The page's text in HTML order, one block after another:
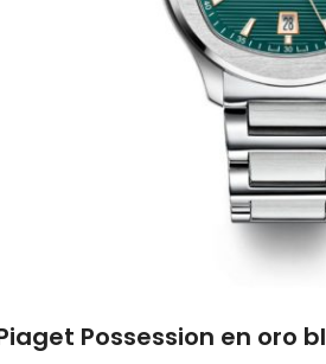
Possession en oro